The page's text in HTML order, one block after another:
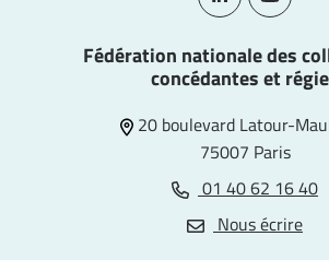
Fédération nationale des
concédantes et
20 boulevard Latour-
75007 Paris
01 40 62 16 40
Nous écrire